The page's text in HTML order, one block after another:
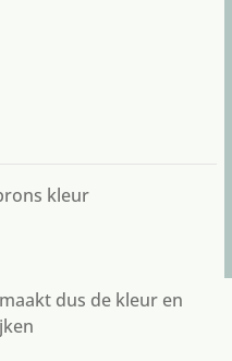
kleur
dus de kleur en